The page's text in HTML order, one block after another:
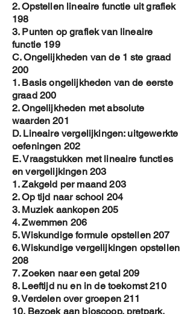
2. Opstellen lineaire functie uit grafiek
198
3. Punten op grafiek van lineaire
functie 199
C. Ongelijkheden van de 1 ste graad
200
1. Basis ongelijkheden van de eerste
graad 200
2. Ongelijkheden met absolute
waarden 201
D. Lineaire vergelijkingen: uitgewerkte
oefeningen 202
E. Vraagstukken met lineaire functies
en vergelijkingen 203
1. Zakgeld per maand 203
2. Op tijd naar school 204
3. Muziek aankopen 205
4. Zwemmen 206
5. Wiskundige formule opstellen 207
6. Wiskundige vergelijkingen opstellen
208
7. Zoeken naar een getal 209
8. Leeftijd nu en in de toekomst 210
9. Verdelen over groepen 211
10. Bezoek aan bioscoop, pretpark,